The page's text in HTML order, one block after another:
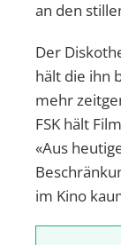
an den
Der
hält die ihn
mehr
FSK hält
«Aus
im Kino